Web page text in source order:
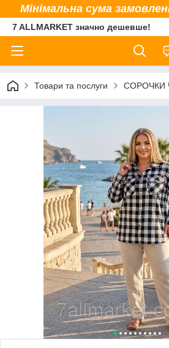
Мінімальна сума
7 ALLMARKET значно дешевше!
Товари та послуги СОРОЧКИ